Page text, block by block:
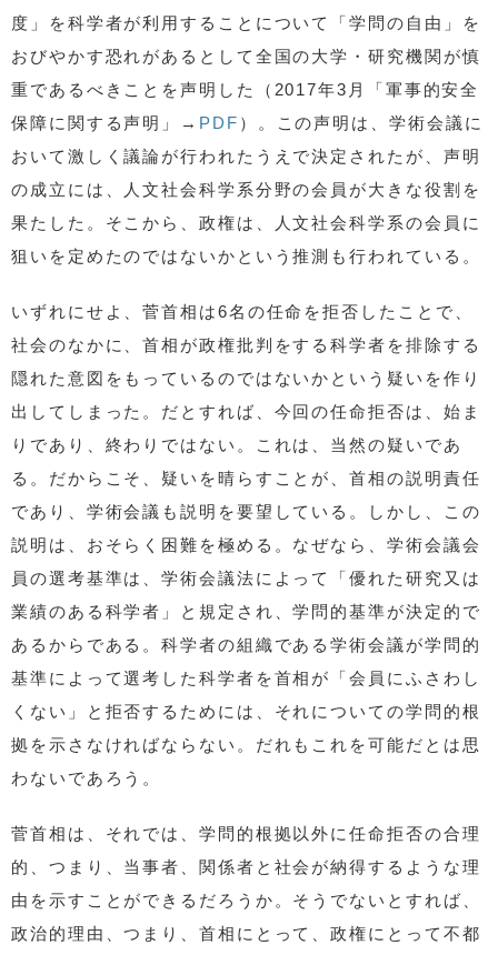
度」を科学者が利用することについて「学問の自由」を
おびやかす恐れがあるとして全国の大学・研究機関が慎
重であるべきことを声明した（2017年3月「軍事的安全
保障に関する声明」→ PDF ）。この声明は、学術会議に
おいて激しく議論が行われたうえで決定されたが、声明
の成立には、人文社会科学系分野の会員が大きな役割を
果たした。そこから、政権は、人文社会科学系の会員に
狙いを定めたのではないかという推測も行われている。
いずれにせよ、菅首相は6名の任命を拒否したことで、
社会のなかに、首相が政権批判をする科学者を排除する
隠れた意図をもっているのではないかという疑いを作り
出してしまった。だとすれば、今回の任命拒否は、始ま
りであり、終わりではない。これは、当然の疑いであ
る。だからこそ、疑いを晴らすことが、首相の説明責任
であり、学術会議も説明を要望している。しかし、この
説明は、おそらく困難を極める。なぜなら、学術会議会
員の選考基準は、学術会議法によって「優れた研究又は
業績のある科学者」と規定され、学問的基準が決定的で
あるからである。科学者の組織である学術会議が学問的
基準によって選考した科学者を首相が「会員にふさわし
くない」と拒否するためには、それについての学問的根
拠を示さなければならない。だれもこれを可能だとは思
わないであろう。
菅首相は、それでは、学問的根拠以外に任命拒否の合理
的、つまり、当事者、関係者と社会が納得するような理
由を示すことができるだろうか。そうでないとすれば、
政治的理由、つまり、首相にとって、政権にとって不都